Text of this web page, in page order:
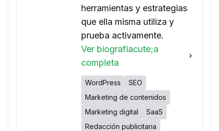
herramientas y estrategias
que ella misma utiliza y
prueba activamente.
Ver biografiacute;a
completa
WordPress
SEO
Marketing de contenidos
Marketing digital
SaaS
Redacción publicitaria